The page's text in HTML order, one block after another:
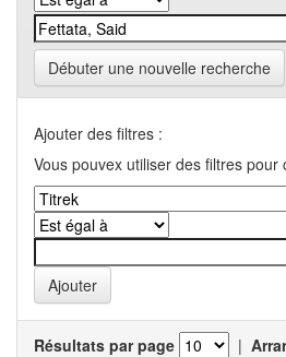
Débuter une nouvelle recherche
Ajouter des filtres :
Vous pouvex utiliser des filtres pour
Résultats par page |